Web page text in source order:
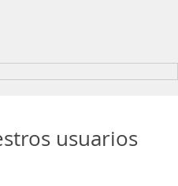
usuarios